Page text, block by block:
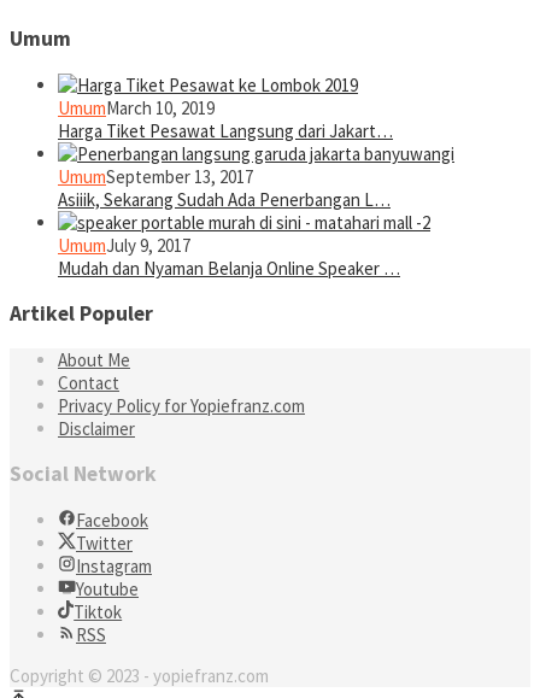
Umum
UmumMarch 10, 2019
Harga Tiket Pesawat Langsung dari Jakart…
UmumSeptember 13, 2017
Asiiik, Sekarang Sudah Ada Penerbangan L…
UmumJuly 9, 2017
Mudah dan Nyaman Belanja Online Speaker …
Artikel Populer
About Me
Contact
Privacy Policy for Yopiefranz.com
Disclaimer
Social Network
Facebook
Twitter
Instagram
Youtube
Tiktok
RSS
Copyright © 2023 - yopiefranz.com